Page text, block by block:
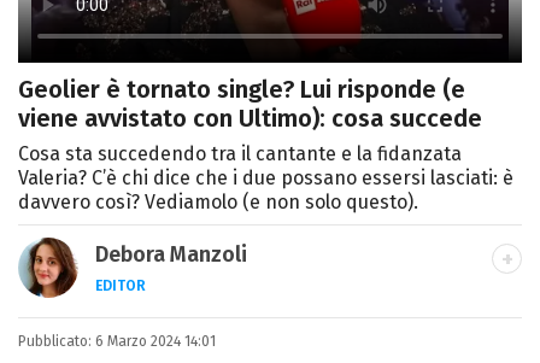
Geolier è tornato single? Lui risponde (e
viene avvistato con Ultimo): cosa succede
Cosa sta succedendo tra il cantante e la fidanzata
Valeria? C’è chi dice che i due possano essersi lasciati: è
davvero così? Vediamolo (e non solo questo).
Debora Manzoli
EDITOR
LINKEDIN
INSTAGRAM FACEBOOK SITO
Scrittrice, copywriter, editor e pubblicista
Pubblicato: 6 Marzo 2024 14:01